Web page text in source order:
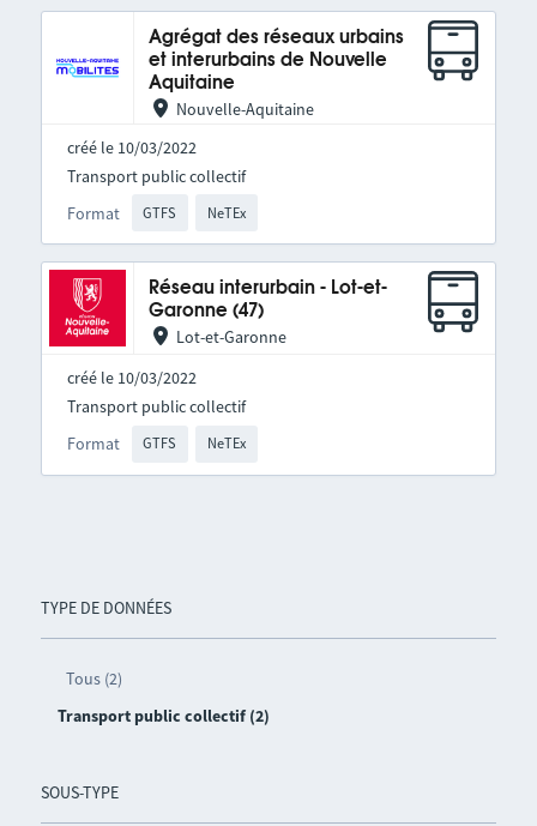
TYPE DE DONNÉES
Tous (2)
Transport public collectif (2)
SOUS-TYPE
Agrégat des réseaux urbains
et interurbains de Nouvelle
Aquitaine
Nouvelle-Aquitaine
créé le 10/03/2022
Format GTFS NeTEx
Transport public collectif
Réseau interurbain - Lot-et-
Garonne (47)
Lot-et-Garonne
créé le 10/03/2022
Format GTFS NeTEx
Transport public collectif